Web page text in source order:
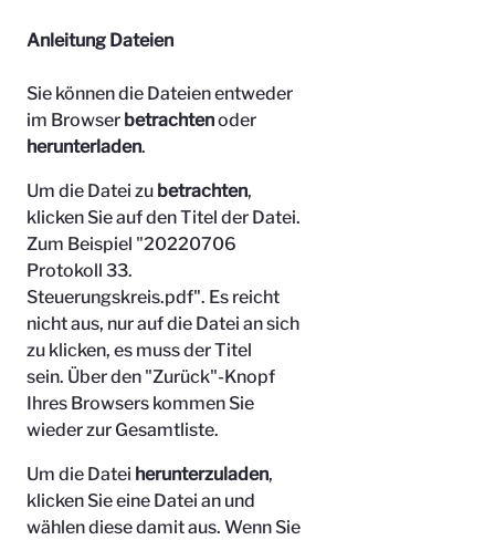
Anleitung Dateien
Sie können die Dateien entweder
im Browser betrachtenoder
herunterladen.
Um die Datei zu betrachten,
klicken Sie auf den Titel der Datei.
Zum Beispiel "20220706
Protokoll 33.
Steuerungskreis.pdf". Es reicht
nicht aus, nur auf die Datei an sich
zu klicken, es muss der Titel
sein. Über den "Zurück"-Knopf
Ihres Browsers kommen Sie
wieder zur Gesamtliste.
Um die Datei herunterzuladen,
klicken Sie eine Datei an und
wählen diese damit aus. Wenn Sie